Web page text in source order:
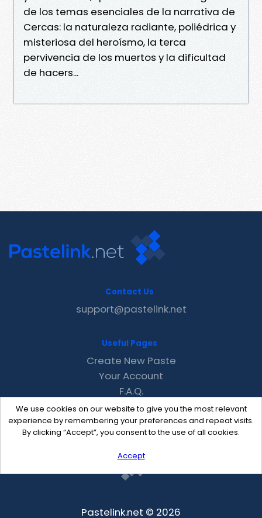
de los temas esenciales de la narrativa de
Cercas: la naturaleza radiante, poliédrica y
misteriosa del heroísmo, la terca
pervivencia de los muertos y la dificultad
de hacers...
We use cookies on our website to give you the most relevant
experience by remembering your preferences and repeat visits.
By clicking “Accept”, you consent to the use of all cookies.
Accept
Contact Us
support@pastelink.net
Useful Pages
Create New Paste
Your Account
F.A.Q.
Recent
Contact
Pastelink.net © 2026